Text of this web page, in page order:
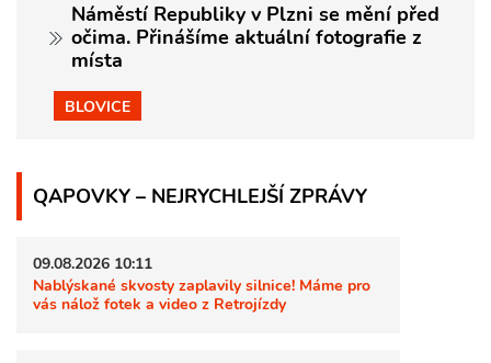
Náměstí Republiky v Plzni se mění před
očima. Přinášíme aktuální fotografie z
místa
BLOVICE
QAPOVKY – NEJRYCHLEJŠÍ ZPRÁVY
09.08.2026 10:11
Nablýskané skvosty zaplavily silnice! Máme pro
vás nálož fotek a video z Retrojízdy